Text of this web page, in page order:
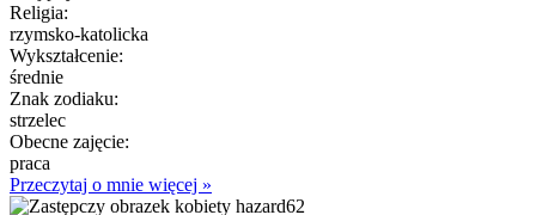
Religia:
rzymsko-katolicka
Wykształcenie:
średnie
Znak zodiaku:
strzelec
Obecne zajęcie:
praca
Przeczytaj o mnie więcej »